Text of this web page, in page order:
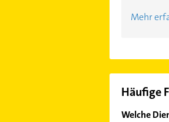
Mehr
Häufige
Welche